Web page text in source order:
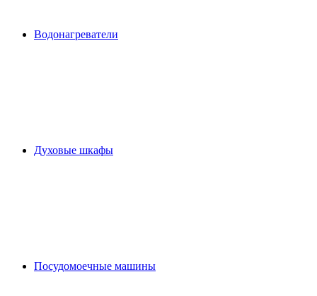
Водонагреватели
Духовые шкафы
Посудомоечные машины